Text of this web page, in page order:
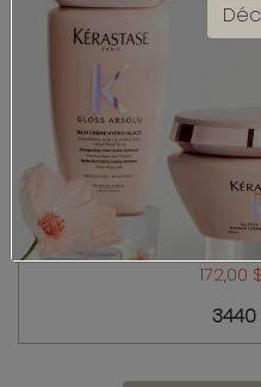
BLOND ABSOLU DUO
172,00 $
3440